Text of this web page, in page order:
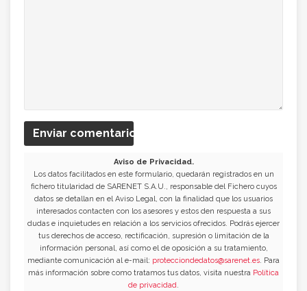
Enviar comentario
Aviso de Privacidad.
Los datos facilitados en este formulario, quedarán registrados en un
fichero titularidad de SARENET S.A.U., responsable del Fichero cuyos
datos se detallan en el Aviso Legal, con la finalidad que los usuarios
interesados contacten con los asesores y estos den respuesta a sus
dudas e inquietudes en relación a los servicios ofrecidos. Podrás ejercer
tus derechos de acceso, rectificación, supresión o limitación de la
información personal, así como el de oposición a su tratamiento,
mediante comunicación al e-mail: protecciondedatos@sarenet.es. Para
más información sobre como tratamos tus datos, visita nuestra Política
de privacidad.